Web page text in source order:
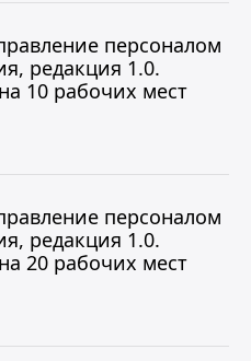
персоналом
редакция 1.0.
10 рабочих мест
персоналом
редакция 1.0.
20 рабочих мест